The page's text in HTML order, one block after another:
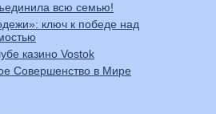
всю семью!
ключ к победе над
казино Vostok
Совершенство в Мире